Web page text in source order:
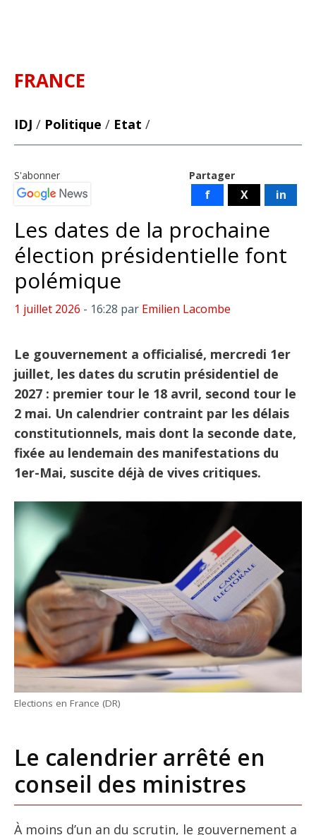
FRANCE
IDJ / Politique / Etat /
Partager
f X in
S'abonner
Les dates de la prochaine
élection présidentielle font
polémique
1 juillet 2026 - 16:28 par Emilien Lacombe
Le gouvernement a officialisé, mercredi 1er
juillet, les dates du scrutin présidentiel de
2027 : premier tour le 18 avril, second tour le
2 mai. Un calendrier contraint par les délais
constitutionnels, mais dont la seconde date,
fixée au lendemain des manifestations du
1er-Mai, suscite déjà de vives critiques.
Elections en France (DR)
Le calendrier arrêté en
conseil des ministres
À moins d’un an du scrutin, le gouvernement a